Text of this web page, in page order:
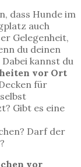
dass Hunde im
auch
Gelegenheit,
du deinen
kannst du
vor Ort
für
Gibt es eine
Darf der
vor